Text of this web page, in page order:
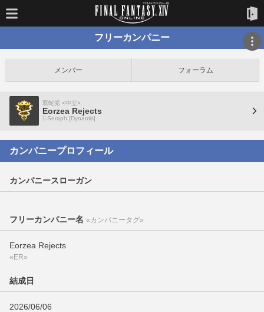
フリーカンパニー
メンバー フォーラム
双蛇党 <中立>
Eorzea Rejects
Seraph [Dynamis]
カンパニープロフィール
カンパニースローガン
フリーカンパニー名 «カンパニータグ»
Eorzea Rejects
«ER»
結成日
2026/06/06